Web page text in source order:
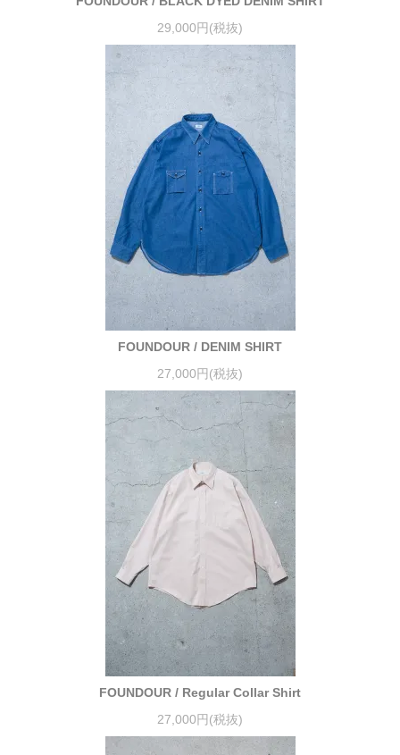
29,000円(税抜)
FOUNDOUR / DENIM SHIRT
27,000円(税抜)
FOUNDOUR / Regular Collar Shirt
27,000円(税抜)